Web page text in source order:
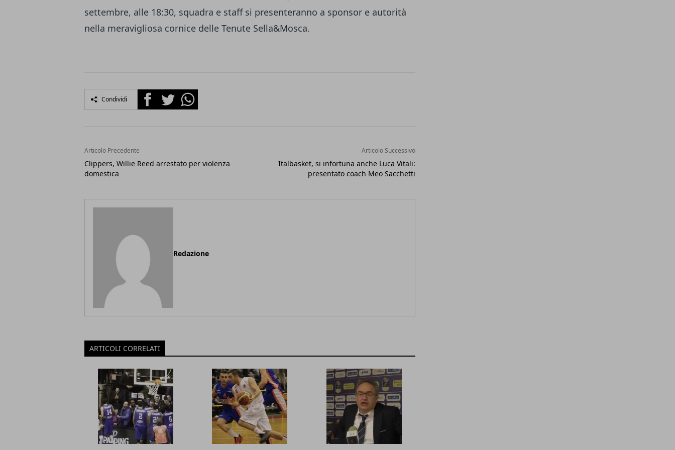
settembre, alle 18:30, squadra e staff si presenteranno a sponsor e autorità
nella meravigliosa cornice delle Tenute Sella&Mosca.
Condividi FacebookTwitterWhatsapp
Articolo Precedente
Clippers, Willie Reed arrestato per violenza
domestica
Articolo Successivo
Italbasket, si infortuna anche Luca Vitali:
presentato coach Meo Sacchetti
Redazione
ARTICOLI CORRELATI